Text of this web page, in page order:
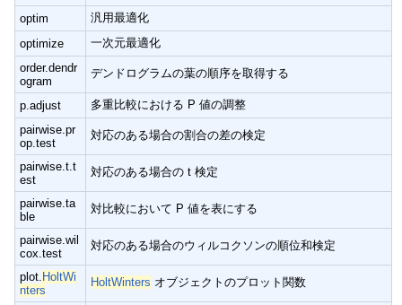
optim
汎用最適化
optimize
一次元最適化
order.dendr
ogram
デンドログラムの葉の順序を取得する
p.adjust
多重比較における P 値の調整
pairwise.pr
op.test
対応のある場合の割合の差の検定
pairwise.t.t
est
対応のある場合の t 検定
pairwise.ta
ble
対比較において P 値を表にする
pairwise.wil
cox.test
対応のある場合のウィルコクソンの順位和検定
plot. HoltWi
nters
HoltWinters オブジェクトのプロット関数